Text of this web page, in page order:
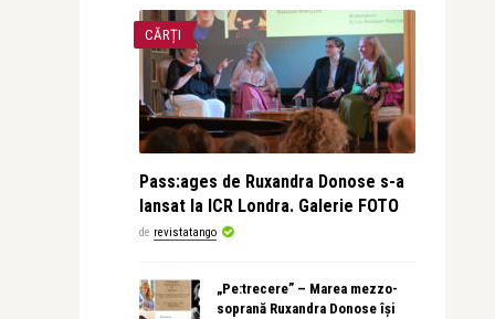
CĂRȚI
Pass:ages de Ruxandra Donose s-a
lansat la ICR Londra. Galerie FOTO
de revistatango
„Pe:trecere” – Marea mezzo-
soprană Ruxandra Donose își